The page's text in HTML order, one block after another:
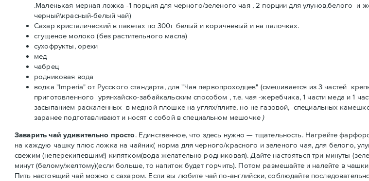
.Маленькая мерная ложка -1 порция для черного/зеленого чая , 2 порции для улунов,белого и
черный\красный-белый чай)
Сахар кристалический в пакетах по 300г белый и коричневый и на палочках.
сгущеное молоко (без растительного масла)
сухофрукты, орехи
мед
чабрец
родниковая вода
водка "Imperia" от Русского стандарта, для "Чая первопроходцев" (смешивается из 3 частей
приготовленного урянхайско-забайкальским способом , т.е. чая -жеребчика, 1 части меда и 1
засыпанием раскаленных в медной плошке на углях/плите, но не газовой, специальных
заранее подготавливают и носят с собой в специальном мешочке)
Заварить чай удивительно просто. Единственное, что здесь нужно — тщательность. Нагрейте
на каждую чашку плюс ложка на чайник( норма для черного/красного и зеленого чая, для белого,
свежим (неперекипевшим!) кипятком(вода желательно родниковая). Дайте настояться три минуты
минут (белому/желтому)(если больше, то напиток будет горчить). Потом размешайте и налейте в
Пить настоящий чай можно с сахаром. Если вы любите чай по-английски, соблюдайте